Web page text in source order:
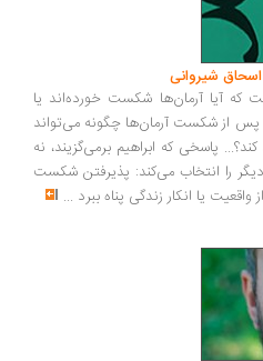
آرمان‌ها شکست خورده‌اند یا
آرمان‌ها چگونه می‌تواند
که ابراهیم برمی‌گزیند، نه
انتخاب می‌کند: پذیرفتن شکست
انکار زندگی پناه ببرد...